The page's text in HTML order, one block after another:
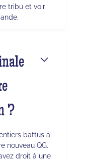
tribu et voir
?
battus à
nouveau QG.
droit à une